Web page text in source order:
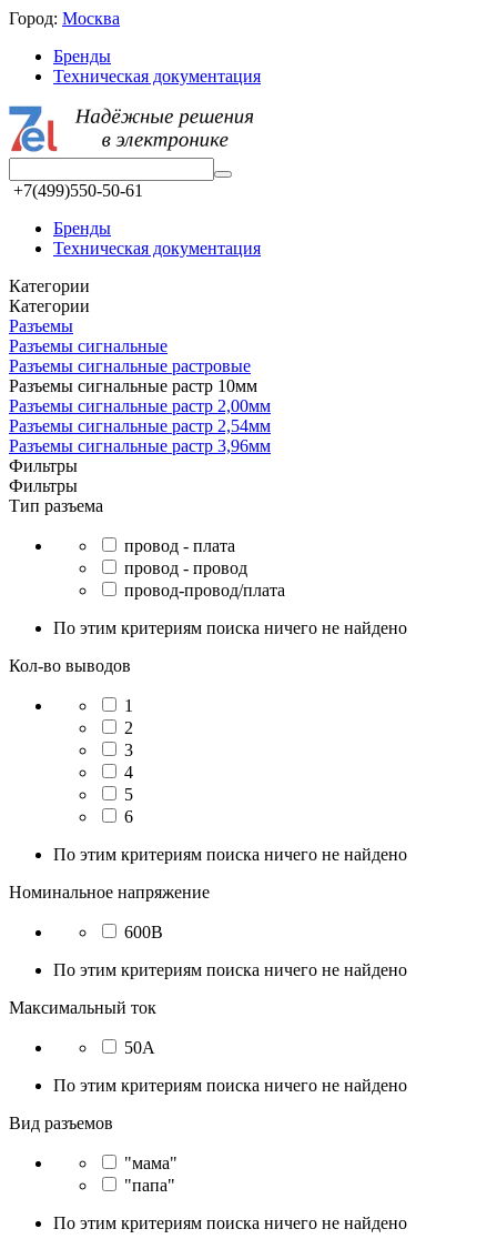
Город: Москва
Бренды
Техническая документация
+7(499)550-50-61
Бренды
Техническая документация
Категории
Категории
Разъeмы
Разъeмы сигнальные
Разъeмы сигнальные растровые
Разъeмы сигнальные растр 10мм
Разъeмы сигнальные растр 2,00мм
Разъeмы сигнальные растр 2,54мм
Разъeмы сигнальные растр 3,96мм
Фильтры
Фильтры
Тип разъема
провод - плата
провод - провод
провод-провод/плата
По этим критериям поиска ничего не найдено
Кол-во выводов
1
2
3
4
5
6
По этим критериям поиска ничего не найдено
Номинальное напряжение
600В
По этим критериям поиска ничего не найдено
Максимальный ток
50А
По этим критериям поиска ничего не найдено
Вид разъемов
"мама"
"папа"
По этим критериям поиска ничего не найдено